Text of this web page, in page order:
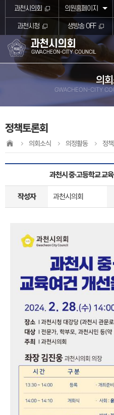
본문바로가기
과천시의회 의원홈페이지
과천시청 생방송 OFF
과천시의회
GWACHEON-CITY COUNCIL
의
GWACHEON-CITY
정책토론회
의회소식 의정활동 정
과천시 중·고등학교 교
작성자 과천시의회